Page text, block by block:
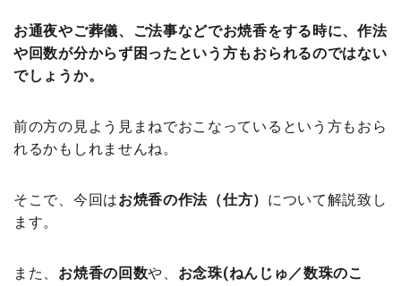
お通夜やご葬儀、ご法事などでお焼香をする時に、作法
や回数が分からず困ったという方もおられるのではない
でしょうか。
前の方の見よう見まねでおこなっているという方もおら
れるかもしれませんね。
そこで、今回はお焼香の作法（仕方） について解説致し
ます。
また、 お焼香の回数や、 お念珠(ねんじゅ／数珠のこ